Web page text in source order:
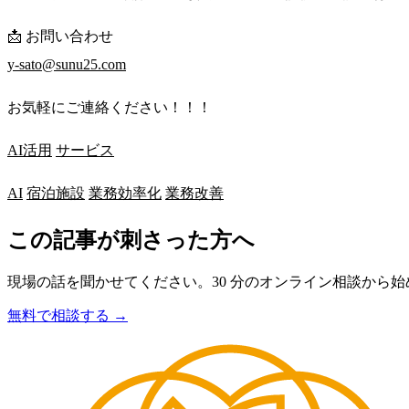
📩 お問い合わせ
y-sato@sunu25.com
お気軽にご連絡ください！！！
AI活用 サービス
AI 宿泊施設 業務効率化 業務改善
この記事が刺さった方へ
現場の話を聞かせてください。30 分のオンライン相談から始
無料で相談する →